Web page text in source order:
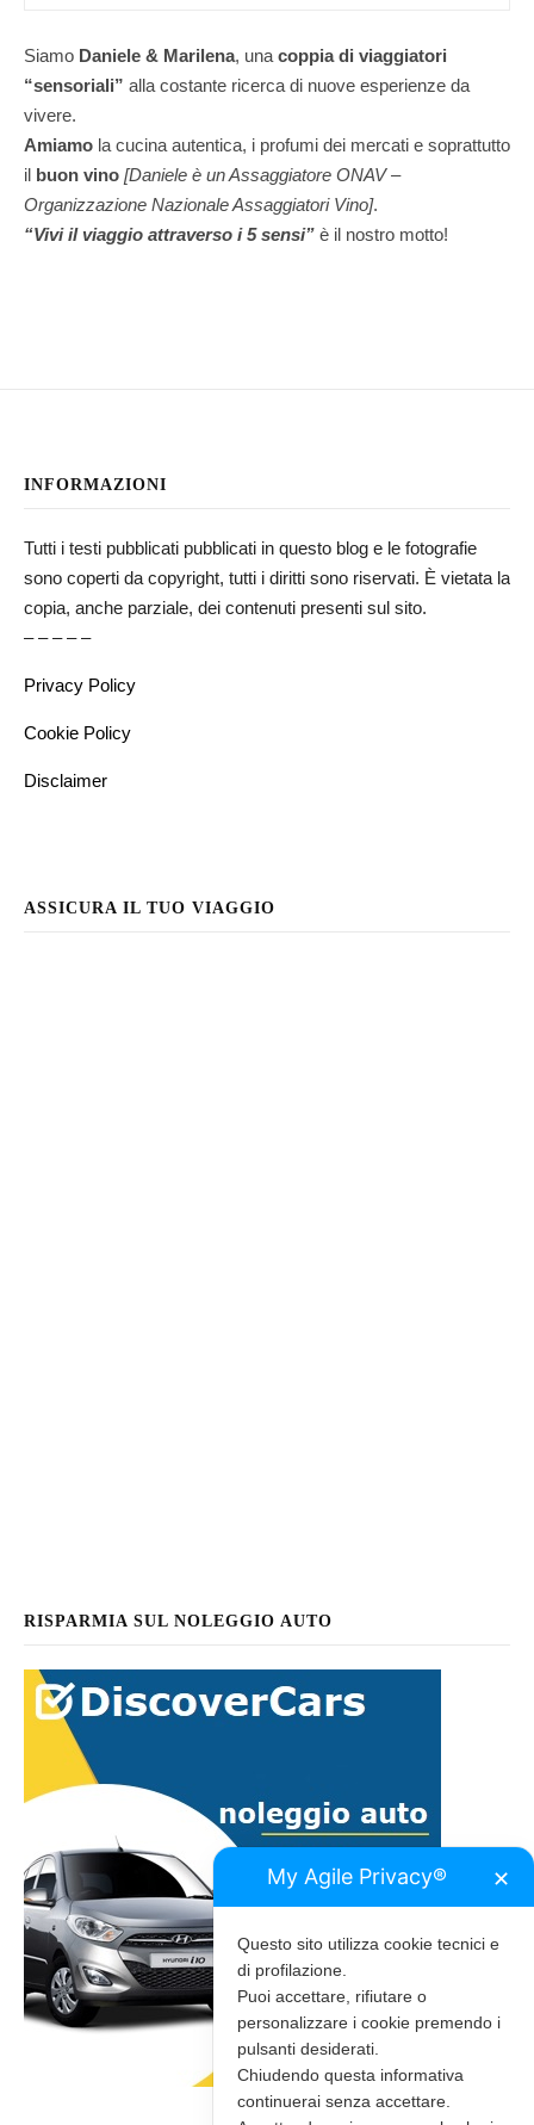
Siamo Daniele & Marilena, una coppia di viaggiatori
“sensoriali” alla costante ricerca di nuove esperienze da
vivere.
Amiamo la cucina autentica, i profumi dei mercati e soprattutto
il buon vino [Daniele è un Assaggiatore ONAV –
Organizzazione Nazionale Assaggiatori Vino].
“Vivi il viaggio attraverso i 5 sensi” è il nostro motto!
INFORMAZIONI
Tutti i testi pubblicati pubblicati in questo blog e le fotografie
sono coperti da copyright, tutti i diritti sono riservati. È vietata la
copia, anche parziale, dei contenuti presenti sul sito.
– – – – –
Privacy Policy
Cookie Policy
Disclaimer
ASSICURA IL TUO VIAGGIO
RISPARMIA SUL NOLEGGIO AUTO
My Agile Privacy® ✕
Questo sito utilizza cookie tecnici e
di profilazione.
Puoi accettare, rifiutare o
personalizzare i cookie premendo i
pulsanti desiderati.
Chiudendo questa informativa
continuerai senza accettare.